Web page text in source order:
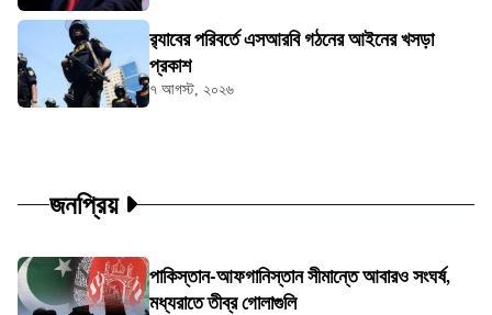
র‍্যাবের পরিবর্তে এসআরবি গঠনের আইনের খসড়া
প্রকাশ
৭ আগস্ট, ২০২৬
জনপ্রিয়
পাকিস্তান-আফগানিস্তান সীমান্তে আবারও সংঘর্ষ,
মধ্যরাতে তীব্র গোলাগুলি